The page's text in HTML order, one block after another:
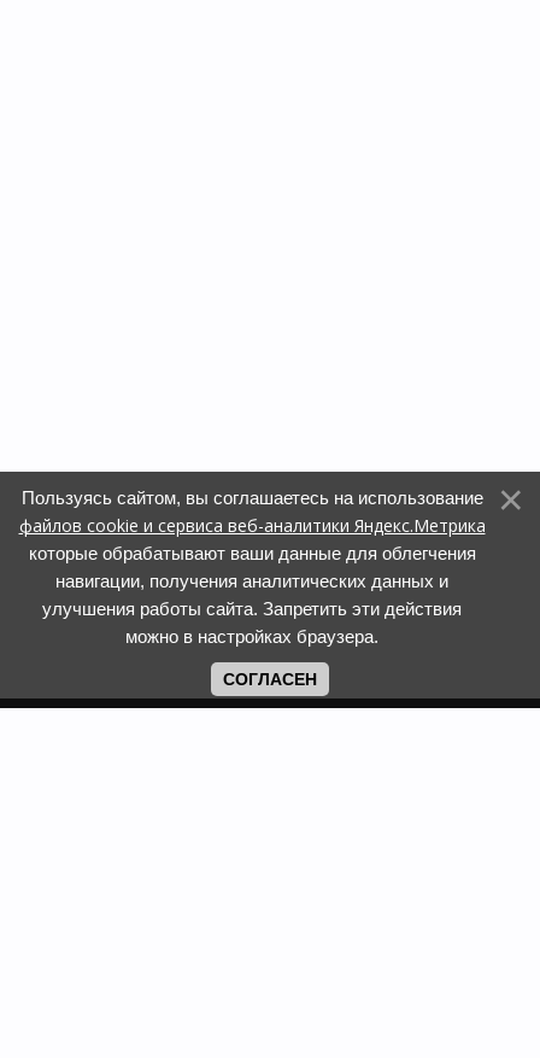
Пользуясь сайтом, вы соглашаетесь на использование
файлов cookie и сервиса веб-аналитики Яндекс.Метрика
которые обрабатывают ваши данные для облегчения
навигации, получения аналитических данных и
улучшения работы сайта. Запретить эти действия
можно в настройках браузера.
СОГЛАСЕН